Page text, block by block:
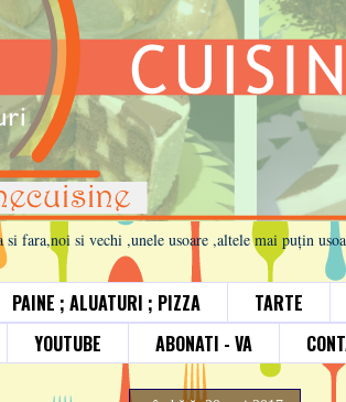
fara,noi si vechi ,unele usoare ,altele mai puțin
PAINE ; ALUATURI ; PIZZA TARTE
YOUTUBE ABONATI - VA